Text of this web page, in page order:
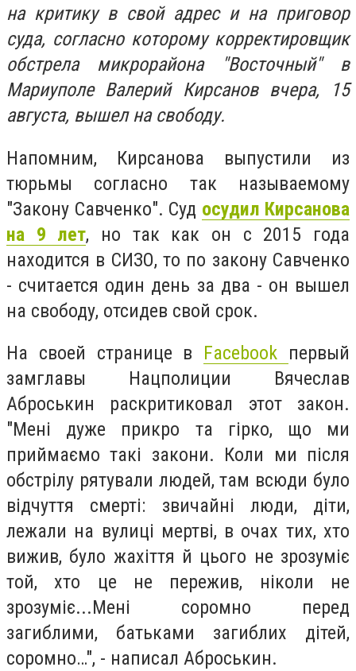
на критику в свой адрес и на приговор
суда, согласно которому корректировщик
обстрела микрорайона "Восточный" в
Мариуполе Валерий Кирсанов вчера, 15
августа, вышел на свободу.
Напомним, Кирсанова выпустили из
тюрьмы согласно так называемому
"Закону Савченко". Суд осудил Кирсанова
на 9 лет, но так как он с 2015 года
находится в СИЗО, то по закону Савченко
- считается один день за два - он вышел
на свободу, отсидев свой срок.
На своей странице в Facebook первый
замглавы Нацполиции Вячеслав
Аброськин раскритиковал этот закон.
"Мені дуже прикро та гірко, що ми
приймаємо такі закони. Коли ми після
обстрілу рятували людей, там всюди було
відчуття смерті: звичайні люди, діти,
лежали на вулиці мертві, в очах тих, хто
вижив, було жахіття й цього не зрозуміє
той, хто це не пережив, ніколи не
зрозуміє...Мені соромно перед
загиблими, батьками загиблих дітей,
соромно…", - написал Аброськин.